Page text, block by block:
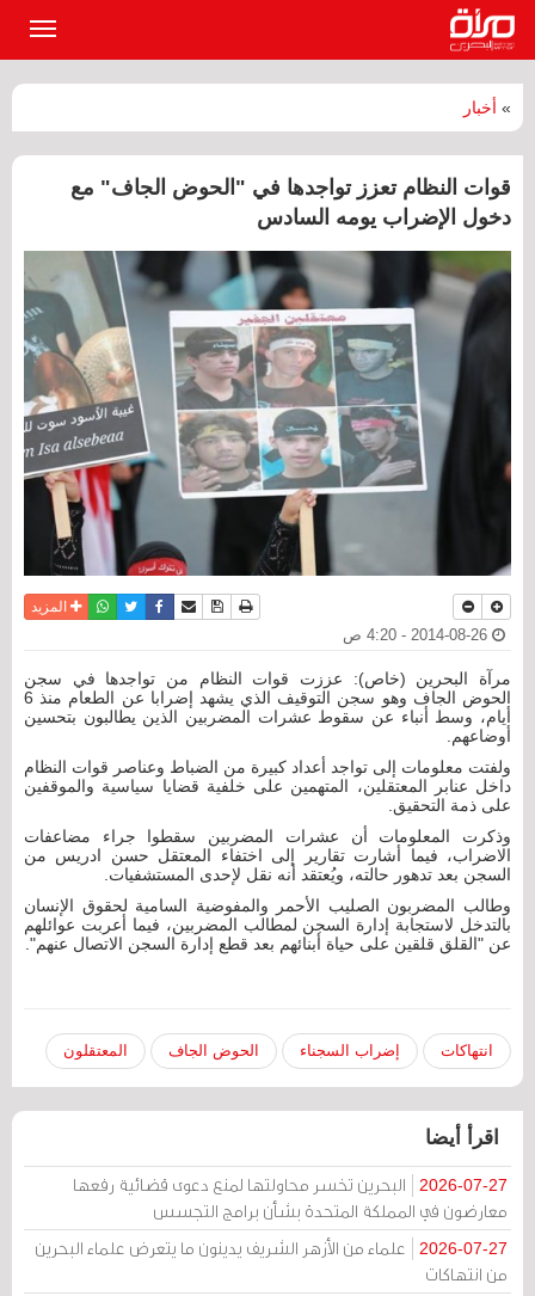
» أخبار
قوات النظام تعزز تواجدها في "الحوض الجاف" مع
دخول الإضراب يومه السادس
نسخة للطباعة
حفظ الموضوع
أرسل الى صديق
فيسبوكتويترواتسابالمزيد
مرآة البحرين (خاص): عززت قوات النظام من تواجدها في سجن
الحوض الجاف وهو سجن التوقيف الذي يشهد إضرابا عن الطعام منذ 6
أيام، وسط أنباء عن سقوط عشرات المضربين الذين يطالبون بتحسين
أوضاعهم.
ولفتت معلومات إلى تواجد أعداد كبيرة من الضباط وعناصر قوات النظام
داخل عنابر المعتقلين، المتهمين على خلفية قضايا سياسية والموقفين
على ذمة التحقيق.
وذكرت المعلومات أن عشرات المضربين سقطوا جراء مضاعفات
الاضراب، فيما أشارت تقارير إلى اختفاء المعتقل حسن ادريس من
السجن بعد تدهور حالته، ويُعتقد أنه نقل لإحدى المستشفيات.
وطالب المضربون الصليب الأحمر والمفوضية السامية لحقوق الإنسان
بالتدخل لاستجابة إدارة السجن لمطالب المضربين، فيما أعربت عوائلهم
عن "القلق قلقين على حياة أبنائهم بعد قطع إدارة السجن الاتصال عنهم".
انتهاكات إضراب السجناء الحوض الجاف المعتقلون
اقرأ أيضا
2026-07-27
البحرين تخسر محاولتها لمنع دعوى قضائية رفعها
معارضون في المملكة المتحدة بشأن برامج التجسس
2026-07-27
علماء من الأزهر الشريف يدينون ما يتعرض علماء البحرين
من انتهاكات